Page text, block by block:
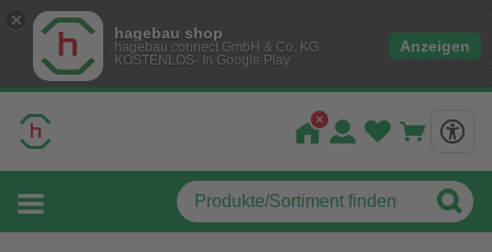
hagebau shop
hagebau connect GmbH & Co. KG
KOSTENLOS- In Google Play
Anzeigen